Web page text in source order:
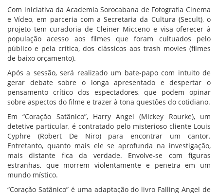
Com iniciativa da Academia Sorocabana de Fotografia Cinema
e Vídeo, em parceria com a Secretaria da Cultura (Secult), o
projeto tem curadoria de Cleiner Micceno e visa oferecer à
população acesso aos filmes que foram cultuados pelo
público e pela crítica, dos clássicos aos trash movies (filmes
de baixo orçamento).
Após a sessão, será realizado um bate-papo com intuito de
gerar debate sobre o longa apresentado e despertar o
pensamento crítico dos espectadores, que podem opinar
sobre aspectos do filme e trazer à tona questões do cotidiano.
Em “Coração Satânico”, Harry Angel (Mickey Rourke), um
detetive particular, é contratado pelo misterioso cliente Louis
Cyphre (Robert De Niro) para encontrar um cantor.
Entretanto, quanto mais ele se aprofunda na investigação,
mais distante fica da verdade. Envolve-se com figuras
estranhas, que morrem violentamente e penetra em um
mundo místico.
“Coração Satânico” é uma adaptação do livro Falling Angel de